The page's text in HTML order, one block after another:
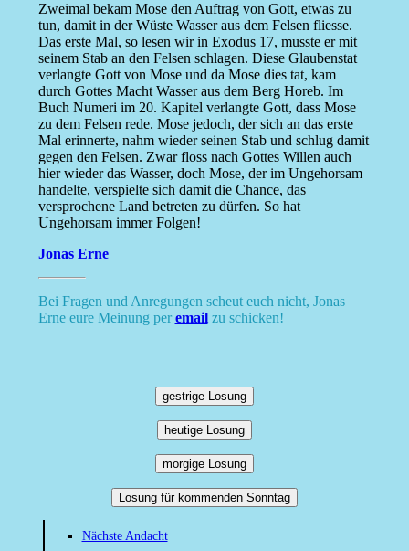
Zweimal bekam Mose den Auftrag von Gott, etwas zu
tun, damit in der Wüste Wasser aus dem Felsen fliesse.
Das erste Mal, so lesen wir in Exodus 17, musste er mit
seinem Stab an den Felsen schlagen. Diese Glaubenstat
verlangte Gott von Mose und da Mose dies tat, kam
durch Gottes Macht Wasser aus dem Berg Horeb. Im
Buch Numeri im 20. Kapitel verlangte Gott, dass Mose
zu dem Felsen rede. Mose jedoch, der sich an das erste
Mal erinnerte, nahm wieder seinen Stab und schlug damit
gegen den Felsen. Zwar floss nach Gottes Willen auch
hier wieder das Wasser, doch Mose, der im Ungehorsam
handelte, verspielte sich damit die Chance, das
versprochene Land betreten zu dürfen. So hat
Ungehorsam immer Folgen!
Jonas Erne
Bei Fragen und Anregungen scheut euch nicht, Jonas
Erne eure Meinung peremailzu schicken!
gestrige Losung
heutige Losung
morgige Losung
Losung für kommenden Sonntag
Nächste Andacht